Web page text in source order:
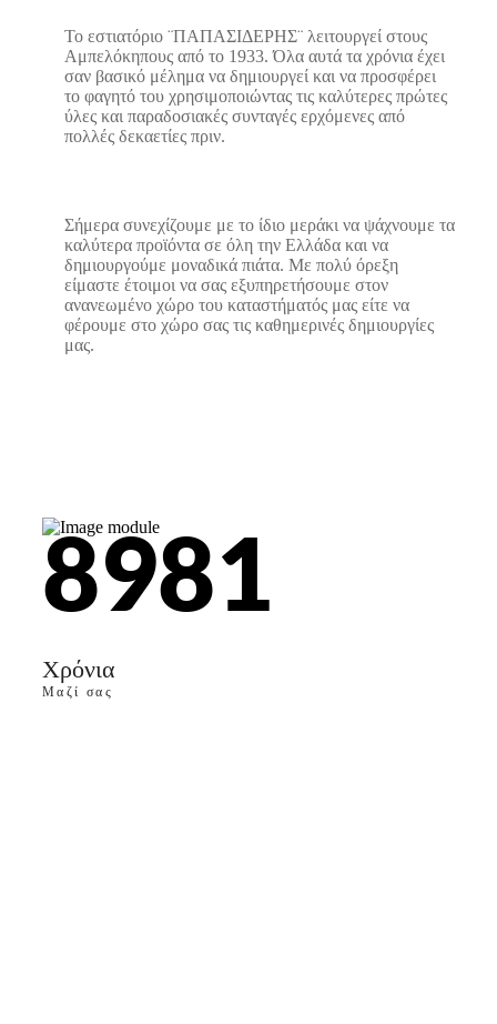
Το εστιατόριο ¨ΠΑΠΑΣΙΔΕΡΗΣ¨ λειτουργεί στους
Αμπελόκηπους από το 1933. Όλα αυτά τα χρόνια έχει
σαν βασικό μέλημα να δημιουργεί και να προσφέρει
το φαγητό του χρησιμοποιώντας τις καλύτερες πρώτες
ύλες και παραδοσιακές συνταγές ερχόμενες από
πολλές δεκαετίες πριν.
Σήμερα συνεχίζουμε με το ίδιο μεράκι να ψάχνουμε τα
καλύτερα προϊόντα σε όλη την Ελλάδα και να
δημιουργούμε μοναδικά πιάτα. Με πολύ όρεξη
είμαστε έτοιμοι να σας εξυπηρετήσουμε στον
ανανεωμένο χώρο του καταστήματός μας είτε να
φέρουμε στο χώρο σας τις καθημερινές δημιουργίες
μας.
8981
Χρόνια
Μαζί σας